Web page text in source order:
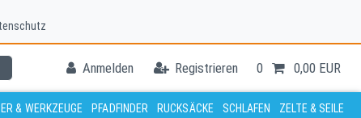
Anmelden Registrieren 0 0,00 EUR
& WERKZEUGE PFADFINDER RUCKSÄCKE SCHLAFEN ZELTE & SEILE